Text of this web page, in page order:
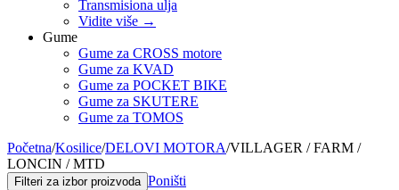
Transmisiona ulja
Vidite više →
Gume
Gume za CROSS motore
Gume za KVAD
Gume za POCKET BIKE
Gume za SKUTERE
Gume za TOMOS
Početna/Kosilice/DELOVI MOTORA/VILLAGER / FARM /
LONCIN / MTD
Filteri za izbor proizvoda Poništi